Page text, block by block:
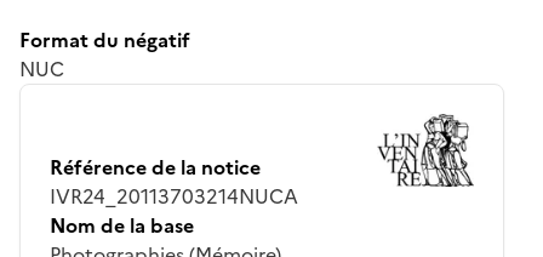
Format du négatif
NUC
Référence de la notice
IVR24_20113703214NUCA
Nom de la base